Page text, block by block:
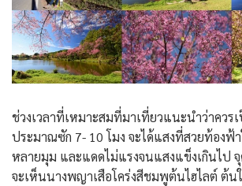
ช่วงเวลาที่เหมาะสมที่มาเที่ยวแนะนำว่าควร
ประมาณซัก 7- 10 โมง จะได้แสงที่สวยท้องฟ้
หลายมุม และแดดไม่แรงจนแสงแข็งเกินไป จุ
จะเห็นนางพญาเสือโคร่งสีชมพูต้นไฮไลต์ ต้